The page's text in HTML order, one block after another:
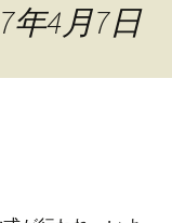
年4月7日